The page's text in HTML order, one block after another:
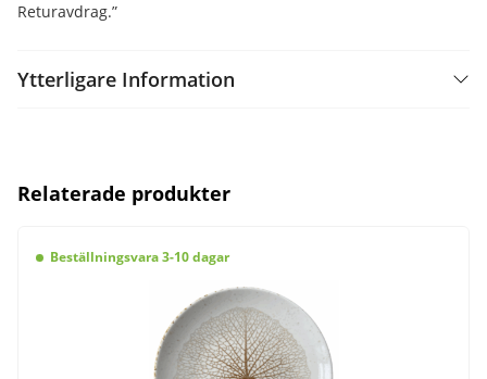
Returavdrag.”
Ytterligare Information
Relaterade produkter
Beställningsvara 3-10 dagar